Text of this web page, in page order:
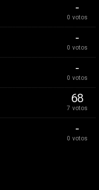
-
0 votos
-
0 votos
-
0 votos
68
7 votos
-
0 votos